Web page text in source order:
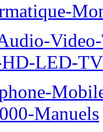
LED-
Manuels